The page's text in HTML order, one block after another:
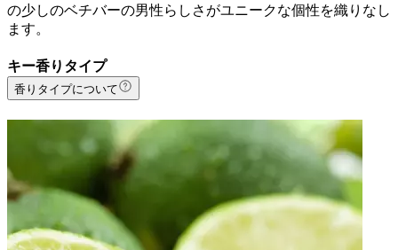
の少しのベチバーの男性らしさがユニークな個性を織りなし
ます。
キー香りタイプ
香りタイプについて